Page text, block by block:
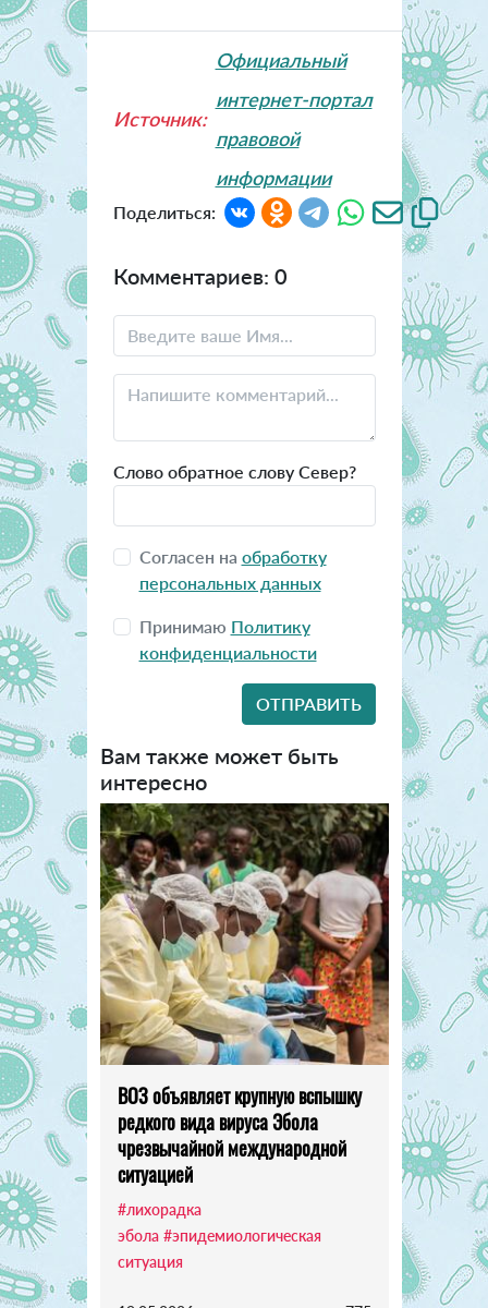
Источник:
Официальный
интернет-портал
правовой
информации
Поделиться:
Комментариев: 0
Слово обратное слову Север?
Согласен на обработку
персональных данных
Принимаю Политику
конфиденциальности
Вам также может быть
интересно
ВОЗ объявляет крупную вспышку
редкого вида вируса Эбола
чрезвычайной международной
ситуацией
#лихорадка
эбола #эпидемиологическая
ситуация